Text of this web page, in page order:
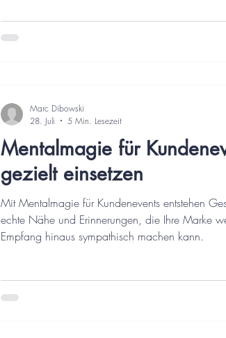
Mentalmagie für
gezielt einsetzen
Mit Mentalmagie für Kundenevents entstehen
echte Nähe und Erinnerungen, die Ihre Marke
Empfang hinaus sympathisch machen kann.
Marc Dibowski
28. Juli
5 Min. Lesezeit